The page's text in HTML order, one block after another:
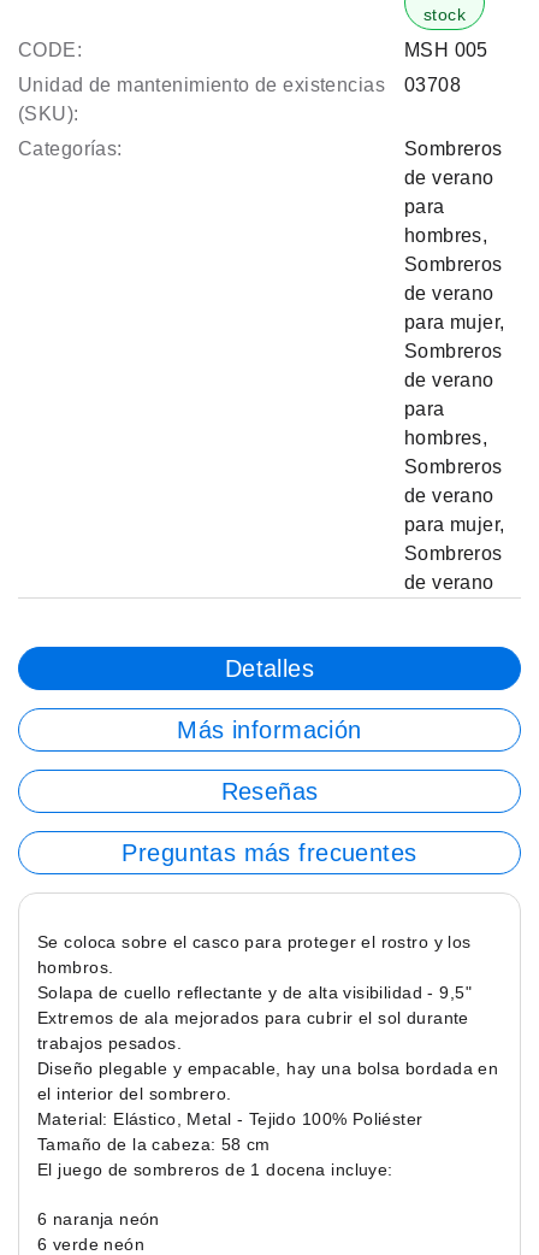
stock
CODE:
MSH 005
Unidad de mantenimiento de existencias
(SKU):
03708
Categorías:
Sombreros
de verano
para
hombres,
Sombreros
de verano
para mujer,
Sombreros
de verano
para
hombres,
Sombreros
de verano
para mujer,
Sombreros
de verano
Detalles
Más información
Reseñas
Preguntas más frecuentes
Se coloca sobre el casco para proteger el rostro y los
hombros.
Solapa de cuello reflectante y de alta visibilidad - 9,5"
Extremos de ala mejorados para cubrir el sol durante
trabajos pesados.
Diseño plegable y empacable, hay una bolsa bordada en
el interior del sombrero.
Material: Elástico, Metal - Tejido 100% Poliéster
Tamaño de la cabeza: 58 cm
El juego de sombreros de 1 docena incluye:
6 naranja neón
6 verde neón